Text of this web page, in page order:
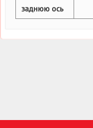
заднюю ось